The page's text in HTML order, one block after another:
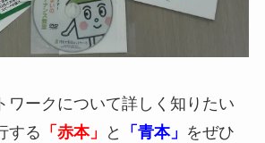
ワークについて詳しく知りたい
する 「赤本」 と 「青本」 をぜひ